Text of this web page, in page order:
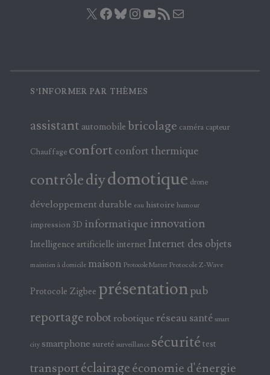
X Facebook
Bluesky
Instagram
YouTube
Flux RSS
S’INFORMER PAR THÈMES
assistant automobile bricolage caméra capteur
Chauffage confort confort thermique
contrôlediydomotique drone
développement durable eau histoire humour
impression 3D informatique innovation
Intelligence artificielle internet Internet des objets
maintien à domicile maison Protocole Matter Protocole Z-Wave
Protocole Zigbee présentationpub
reportage robot robotique réseau santé smart
city smartphone sureté surveillance sécurité test
transportéclairageéconomie d'énergie